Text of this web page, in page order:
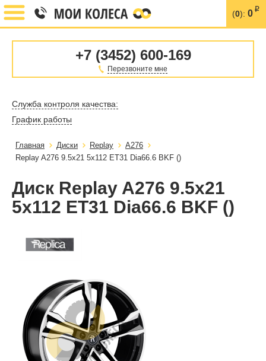
(0): 0 i
+7 (3452) 600-169
Перезвоните мне
Служба контроля качества:
График работы
Главная Диски Replay
A276
Replay A276 9.5x21 5x112 ET31 Dia66.6 BKF ()
Диск Replay A276 9.5x21
5x112 ET31 Dia66.6 BKF ()